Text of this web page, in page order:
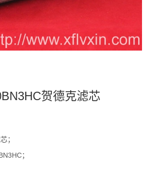
贺德克滤芯
；
；